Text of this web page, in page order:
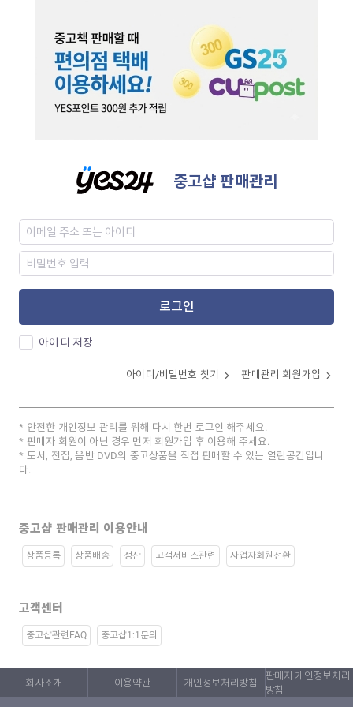
중고샵 판매관리
로그인
아이디 저장
아이디/비밀번호 찾기 판매관리 회원가입
안전한 개인정보 관리를 위해 다시 한번 로그인 해주세요.
판매자 회원이 아닌 경우 먼저 회원가입 후 이용해 주세요.
도서, 전집, 음반 DVD의 중고상품을 직접 판매할 수 있는 열린공간입니
다.
중고샵 판매관리 이용안내
상품등록 상품배송 정산 고객서비스관련 사업자회원전환
고객센터
중고샵관련FAQ 중고샵1:1문의
회사소개 이용약관 개인정보처리방침
판매자 개인정보처리
방침